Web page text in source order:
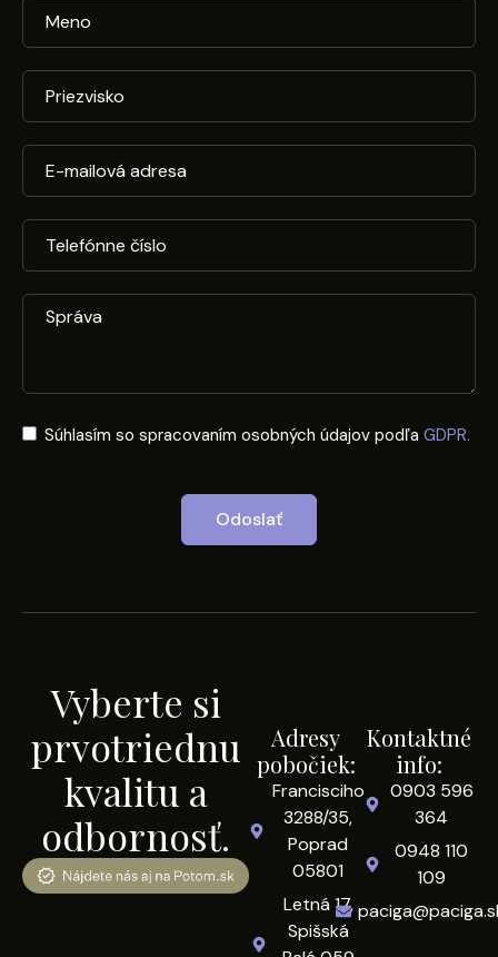
Súhlasím so spracovaním osobných údajov podľa GDPR.
Odoslať
Vyberte si
prvotriednu
kvalitu a
odbornosť.
Adresy
pobočiek:
Francisciho
3288/35,
Poprad
05801
Letná 17,
Spišská
Kontaktné
info:
0903 596
364
0948 110
109